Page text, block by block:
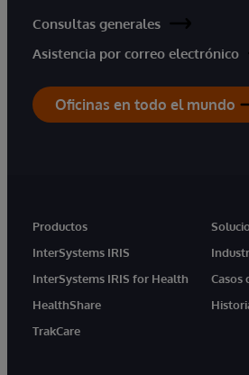
Consultas generales
Asistencia por correo electrónico
Oficinas en todo el mundo
Productos
InterSystems IRIS
InterSystems IRIS for Health
HealthShare
TrakCare
Casos